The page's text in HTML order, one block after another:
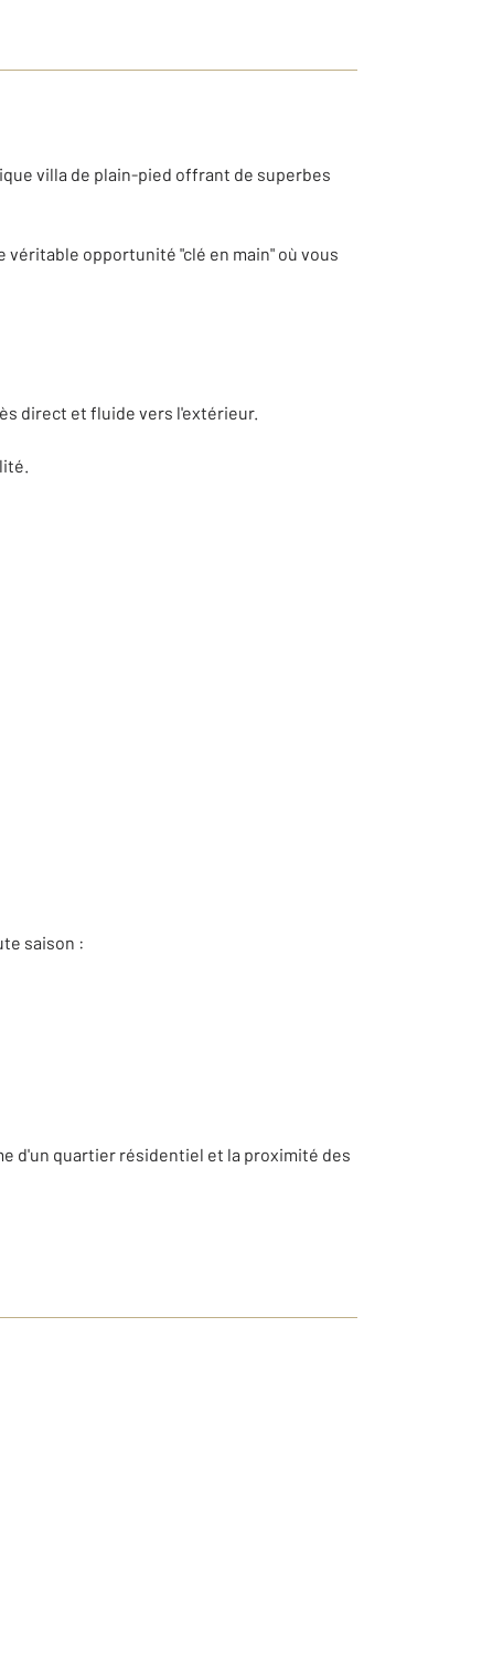
villa de plain-pied offrant de superbes
véritable opportunité "clé en main" où vous
direct et fluide vers l'extérieur.
saison :
d'un quartier résidentiel et la proximité des